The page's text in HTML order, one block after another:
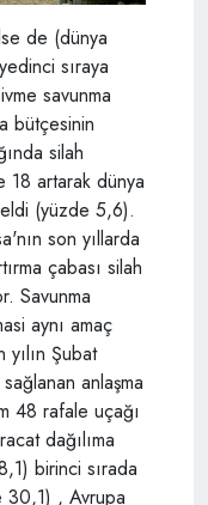
de (dünya
sıraya
savunma
bütçesinin
silah
18 artarak dünya
(yüzde 5,6).
son yıllarda
çabası silah
Savunma
aynı amaç
Şubat
anlaşma
48 rafale uçağı
dağılıma
birinci sırada
30,1) , Avrupa